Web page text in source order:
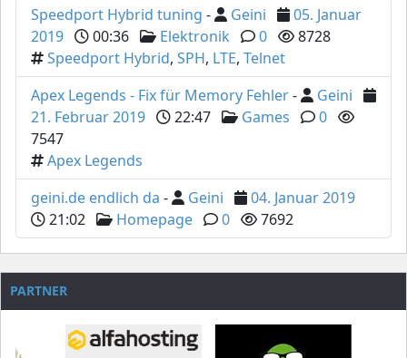
Speedport Hybrid tuning - Geini
05. Januar
2019
00:36 Elektronik 0
8728
Speedport Hybrid, SPH, LTE, Telnet
Apex Legends - Fix für Memory Fehler-
Geini
21. Februar 2019
22:47 Games
0
7547
Apex Legends
geini.de endlich da - Geini
04. Januar 2019
21:02
Homepage 0 7692
PARTNER